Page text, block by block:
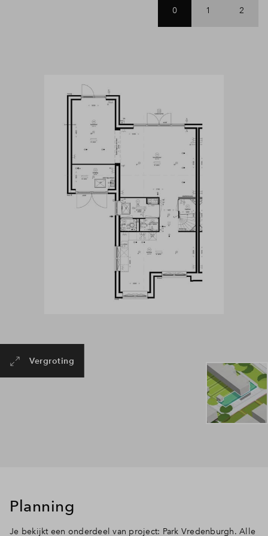
0 1 2
Vergroting
Planning
Je bekijkt een onderdeel van project: Park Vredenburgh. Alle